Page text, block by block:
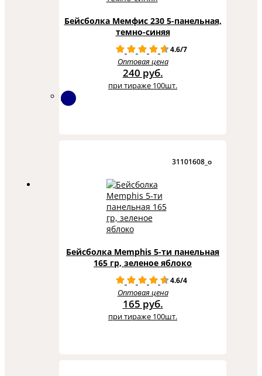
Бейсболка Мемфис 230 5-панельная,
темно-синяя
4.6/7
Оптовая цена
240 руб.
при тираже 100шт.
31101608_o
Бейсболка Memphis 5-ти панельная
165 гр, зеленое яблоко
4.6/4
Оптовая цена
165 руб.
при тираже 100шт.